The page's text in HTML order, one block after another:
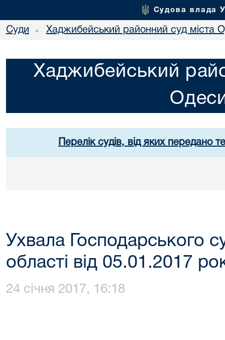
Судова влада
Суди • Хаджибейський районний суд міста
Хаджибейський
Перелік судів, від яких передано
Ухвала Господарського
області від 05.01.2017
24 січня 2017, 16:18